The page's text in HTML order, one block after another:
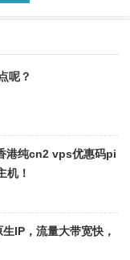
呢？
港纯cn2 vps优惠码pi
机！
IP，流量大带宽快，